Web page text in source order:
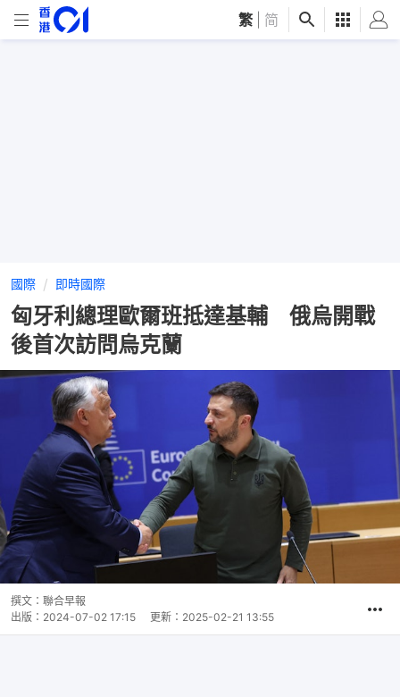
繁 简
國際 即時國際
匈牙利總理歐爾班抵達基輔 俄烏開戰
後首次訪問烏克蘭
撰文： 聯合早報
出版： 2024-07-02 17:15 更新： 2025-02-21 13:55